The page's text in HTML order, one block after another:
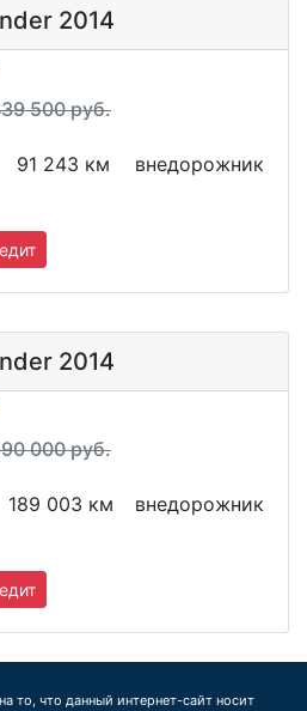
2014
500 руб.
91 243 км
внедорожник
2014
000 руб.
189 003 км
внедорожник
то, что данный интернет-сайт носит